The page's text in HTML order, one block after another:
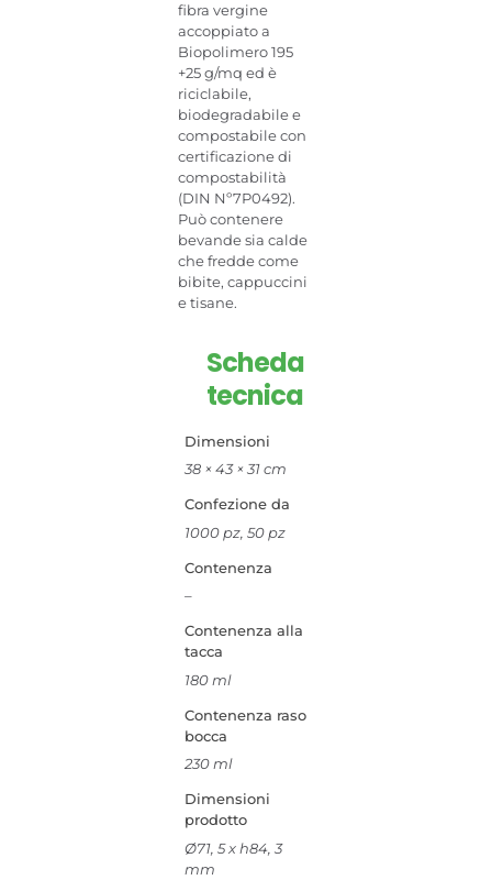
fibra vergine
accoppiato a
Biopolimero 195
+25 g/mq ed è
riciclabile,
biodegradabile e
compostabile con
certificazione di
compostabilità
(DIN Nº7P0492).
Può contenere
bevande sia calde
che fredde come
bibite, cappuccini
e tisane.
Scheda
tecnica
Dimensioni
38 × 43 × 31 cm
Confezione da
1000 pz, 50 pz
Contenenza
–
Contenenza alla
tacca
180 ml
Contenenza raso
bocca
230 ml
Dimensioni
prodotto
Ø71, 5 x h84, 3
mm